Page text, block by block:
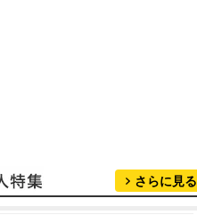
さらに見る